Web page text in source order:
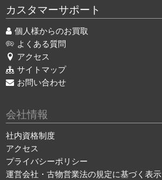
カスタマーサポート
個人様からのお買取
よくある質問
アクセス
サイトマップ
お問い合わせ
会社情報
社内資格制度
アクセス
プライバシーポリシー
運営会社・古物営業法の規定に基づく表示